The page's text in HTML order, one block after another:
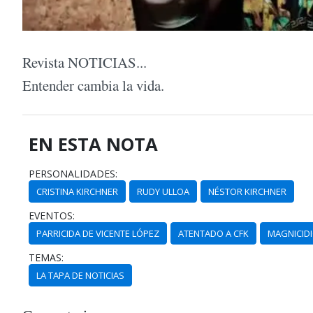
Revista NOTICIAS...
Entender cambia la vida.
EN ESTA NOTA
PERSONALIDADES:
CRISTINA KIRCHNER RUDY ULLOA NÉSTOR KIRCHNER
EVENTOS:
PARRICIDA DE VICENTE LÓPEZ ATENTADO A CFK
TEMAS:
LA TAPA DE NOTICIAS